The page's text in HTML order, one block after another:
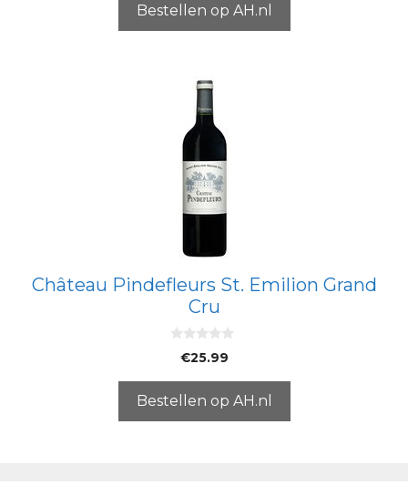
5
Bestellen op AH.nl
Château Pindefleurs St. Emilion Grand
Cru
5
€25.99
Bestellen op AH.nl